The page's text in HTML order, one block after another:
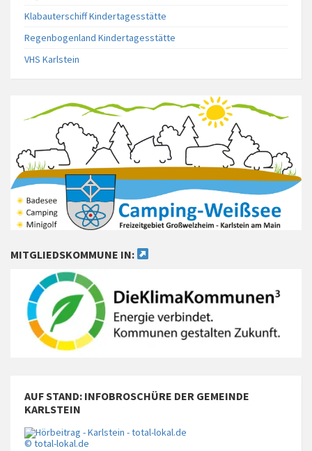
Klabauterschiff Kindertagesstätte
Regenbogenland Kindertagesstätte
VHS Karlstein
MITGLIEDSKOMMUNE IN:
AUF STAND: INFOBROSCHÜRE DER GEMEINDE
KARLSTEIN
© total-lokal.de